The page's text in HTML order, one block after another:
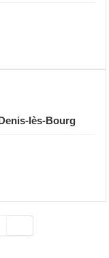
lès-Bourg